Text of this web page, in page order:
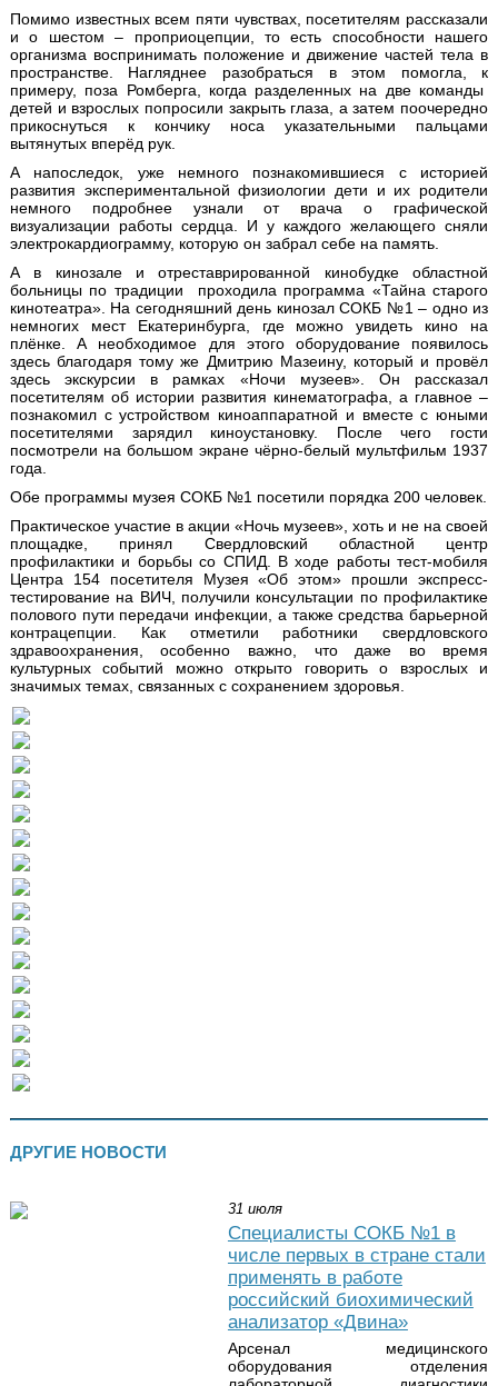
Помимо известных всем пяти чувствах, посетителям рассказали
и о шестом – проприоцепции, то есть способности нашего
организма воспринимать положение и движение частей тела в
пространстве. Нагляднее разобраться в этом помогла, к
примеру, поза Ромберга, когда разделенных на две команды
детей и взрослых попросили закрыть глаза, а затем поочередно
прикоснуться к кончику носа указательными пальцами
вытянутых вперёд рук.
А напоследок, уже немного познакомившиеся с историей
развития экспериментальной физиологии дети и их родители
немного подробнее узнали от врача о графической
визуализации работы сердца. И у каждого желающего сняли
электрокардиограмму, которую он забрал себе на память.
А в кинозале и отреставрированной кинобудке областной
больницы по традиции проходила программа «Тайна старого
кинотеатра». На сегодняшний день кинозал СОКБ №1 – одно из
немногих мест Екатеринбурга, где можно увидеть кино на
плёнке. А необходимое для этого оборудование появилось
здесь благодаря тому же Дмитрию Мазеину, который и провёл
здесь экскурсии в рамках «Ночи музеев». Он рассказал
посетителям об истории развития кинематографа, а главное –
познакомил с устройством киноаппаратной и вместе с юными
посетителями зарядил киноустановку. После чего гости
посмотрели на большом экране чёрно-белый мультфильм 1937
года.
Обе программы музея СОКБ №1 посетили порядка 200 человек.
Практическое участие в акции «Ночь музеев», хоть и не на своей
площадке, принял Свердловский областной центр
профилактики и борьбы со СПИД. В ходе работы тест-мобиля
Центра 154 посетителя Музея «Об этом» прошли экспресс-
тестирование на ВИЧ, получили консультации по профилактике
полового пути передачи инфекции, а также средства барьерной
контрацепции. Как отметили работники свердловского
здравоохранения, особенно важно, что даже во время
культурных событий можно открыто говорить о взрослых и
значимых темах, связанных с сохранением здоровья.
ДРУГИЕ НОВОСТИ
31 июля
Специалисты СОКБ №1 в
числе первых в стране стали
применять в работе
российский биохимический
анализатор «Двина»
Арсенал медицинского
оборудования отделения